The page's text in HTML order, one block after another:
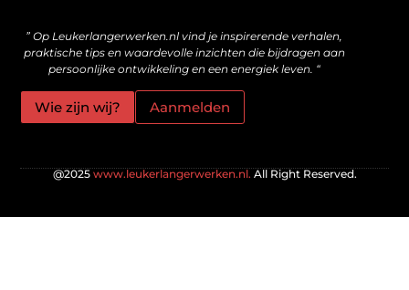
” Op Leukerlangerwerken.nl vind je inspirerende verhalen,
praktische tips en waardevolle inzichten die bijdragen aan
persoonlijke ontwikkeling en een energiek leven. “
Wie zijn wij? Aanmelden
@2025 www.leukerlangerwerken.nl. All Right Reserved.